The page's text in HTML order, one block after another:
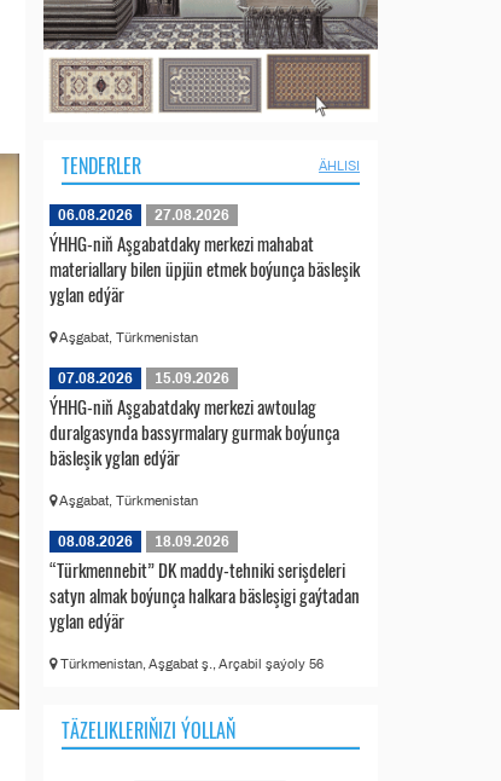
TENDERLER ÄHLISI
06.08.2026 27.08.2026
ÝHHG-niň Aşgabatdaky merkezi mahabat
materiallary bilen üpjün etmek boýunça bäsleşik
yglan edýär
Aşgabat, Türkmenistan
07.08.2026 15.09.2026
ÝHHG-niň Aşgabatdaky merkezi awtoulag
duralgasynda bassyrmalary gurmak boýunça
bäsleşik yglan edýär
Aşgabat, Türkmenistan
08.08.2026 18.09.2026
“Türkmennebit” DK maddy-tehniki serişdeleri
satyn almak boýunça halkara bäsleşigi gaýtadan
yglan edýär
Türkmenistan, Aşgabat ş., Arçabil şaýoly 56
TÄZELIKLERIŇIZI ÝOLLAŇ